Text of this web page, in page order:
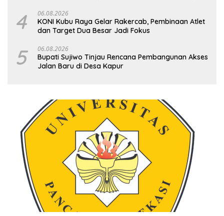
4 06.08.2026
KONI Kubu Raya Gelar Rakercab, Pembinaan Atlet
dan Target Dua Besar Jadi Fokus
5 06.08.2026
Bupati Sujiwo Tinjau Rencana Pembangunan Akses
Jalan Baru di Desa Kapur